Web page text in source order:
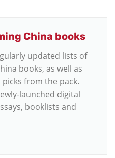
China books
updated lists of
books, as well as
from the pack.
launched digital
booklists and